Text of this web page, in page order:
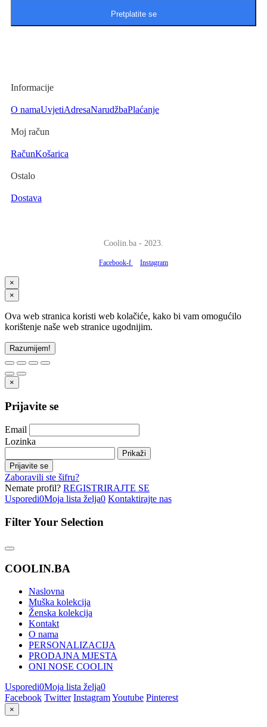
Pretplatite se
Informacije
O namaUvjetiAdresaNarudžbaPlaćanje
Moj račun
RačunKošarica
Ostalo
Dostava
Coolin.ba - 2023.
Facebook-f Instagram
×
×
Ova web stranica koristi web kolačiće, kako bi vam omogućilo
korištenje naše web stranice ugodnijim.
Razumijem!
×
Prijavite se
Email
Lozinka
Prikaži
Prijavite se
Zaboravili ste šifru?
Nemate profil? REGISTRIRAJTE SE
Usporedi0Moja lista želja0 Kontaktirajte nas
Filter Your Selection
COOLIN.BA
Naslovna
Muška kolekcija
Ženska kolekcija
Kontakt
O nama
PERSONALIZACIJA
PRODAJNA MJESTA
ONI NOSE COOLIN
Usporedi0Moja lista želja0
Facebook Twitter InstagramYoutube Pinterest
×